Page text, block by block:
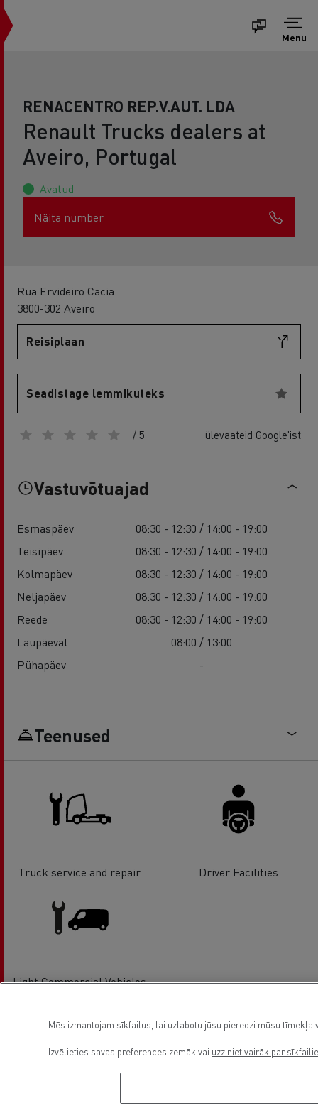
Menu
RENACENTRO REP.V.AUT. LDA
Renault Trucks dealers at
Aveiro, Portugal
Avatud
Näita number
Rua Ervideiro Cacia
3800-302 Aveiro
Reisiplaan
Seadistage lemmikuteks
/ 5 ülevaateid Google'ist
Vastuvõtuajad
Esmaspäev
08:30 - 12:30 / 14:00 - 19:00
Teisipäev
08:30 - 12:30 / 14:00 - 19:00
Kolmapäev
08:30 - 12:30 / 14:00 - 19:00
Neljapäev
08:30 - 12:30 / 14:00 - 19:00
Reede
08:30 - 12:30 / 14:00 - 19:00
Laupäeval
08:00 / 13:00
Pühapäev
-
Teenused
Truck service and repair Driver Facilities
Light Commercial Vehicles
Asukoht
Mēs izmantojam sīkfailus, lai uzlabotu jūsu pieredzi mūsu
Izvēlieties savas preferences zemāk vai uzziniet vairāk par